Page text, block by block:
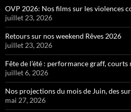
OVP 2026: Nos films sur les violences
juillet 23, 2026
Retours sur nos weekend Rêves 2026
juillet 23, 2026
Fête de l’été : performance graff,
juillet 6, 2026
Nos projections du mois de Juin, des
mai 27, 2026